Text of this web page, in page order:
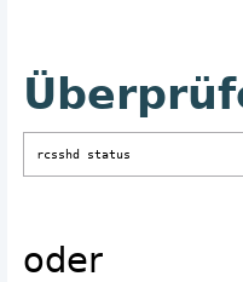
rcsshd status
oder